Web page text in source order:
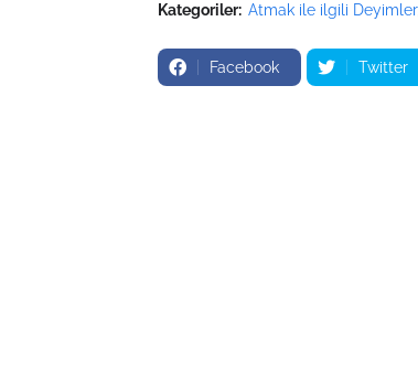
Kategoriler: Atmak ile ilgili Deyimler
Facebook Twitter